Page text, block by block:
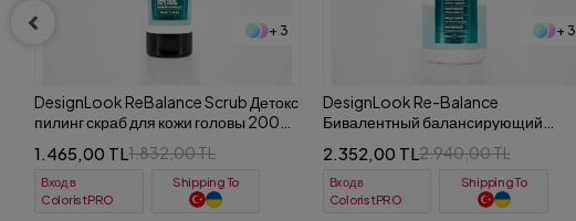
+ 3
DesignLook Re-Balance
Бивалентный балансирующий
для чувствительной кожи 1000 мл
2.352,00 TL2.940,00 TL
Вход в
ColoristPRO
Shipping To
+ 3
Designlook Energy Care Dökülme
Karşıtı ve Güçlendirici
3.200,00 TL6.400,00 TL
Вход в
ColoristPRO